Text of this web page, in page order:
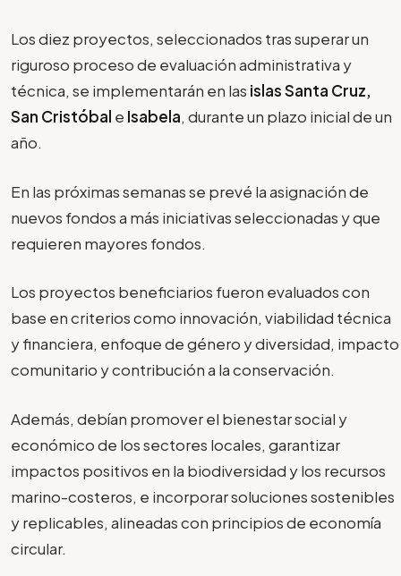
Los diez proyectos, seleccionados tras superar un
riguroso proceso de evaluación administrativa y
técnica, se implementarán en las islas Santa Cruz,
San Cristóbal e Isabela, durante un plazo inicial de un
año.
En las próximas semanas se prevé la asignación de
nuevos fondos a más iniciativas seleccionadas y que
requieren mayores fondos.
Los proyectos beneficiarios fueron evaluados con
base en criterios como innovación, viabilidad técnica
y financiera, enfoque de género y diversidad, impacto
comunitario y contribución a la conservación.
Además, debían promover el bienestar social y
económico de los sectores locales, garantizar
impactos positivos en la biodiversidad y los recursos
marino-costeros, e incorporar soluciones sostenibles
y replicables, alineadas con principios de economía
circular.